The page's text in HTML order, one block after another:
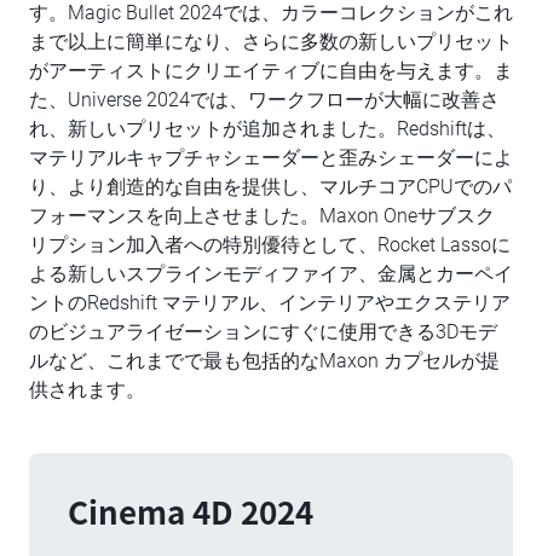
す。Magic Bullet 2024では、カラーコレクションがこれ
まで以上に簡単になり、さらに多数の新しいプリセット
がアーティストにクリエイティブに自由を与えます。ま
た、Universe 2024では、ワークフローが大幅に改善さ
れ、新しいプリセットが追加されました。Redshiftは、
マテリアルキャプチャシェーダーと歪みシェーダーによ
り、より創造的な自由を提供し、マルチコアCPUでのパ
フォーマンスを向上させました。Maxon Oneサブスク
リプション加入者への特別優待として、Rocket Lassoに
よる新しいスプラインモディファイア、金属とカーペイ
ントのRedshift マテリアル、インテリアやエクステリア
のビジュアライゼーションにすぐに使用できる3Dモデ
ルなど、これまでで最も包括的なMaxon カプセルが提
供されます。
Cinema 4D 2024